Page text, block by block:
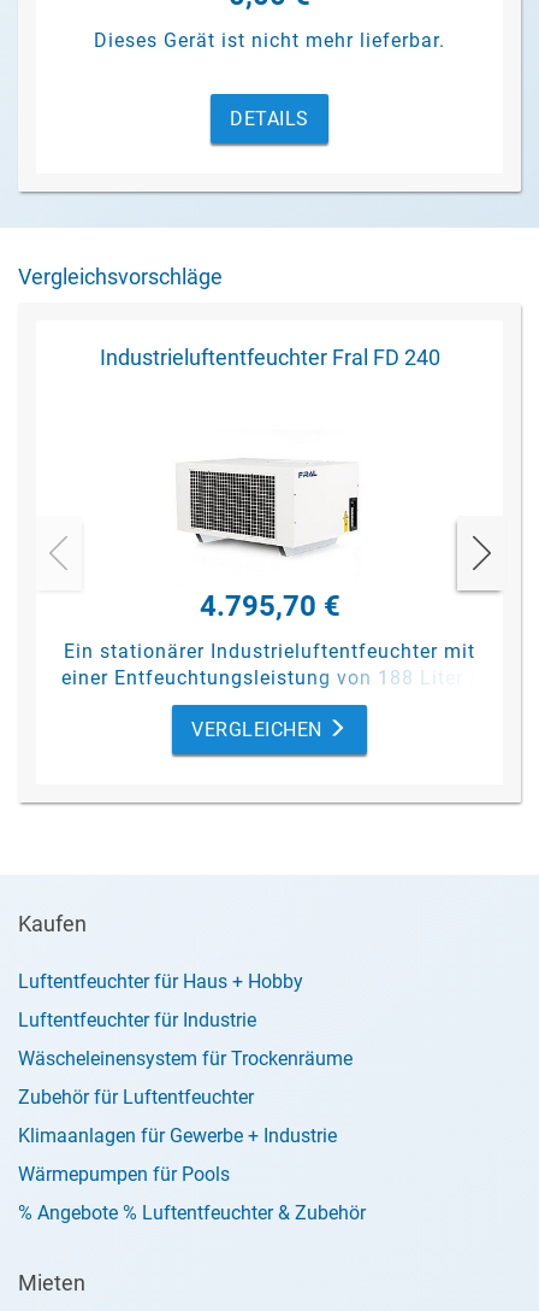
Dieses Gerät ist nicht mehr lieferbar.
DETAILS
Vergleichsvorschläge
Industrieluftentfeuchter Fral FD 240
4.795,70 €
Ein stationärer Industrieluftentfeuchter mit
einer Entfeuchtungsleistung von 188 Liter /
Tag (bei 30 °C / 80 % rF).
VERGLEICHEN
Kaufen
Luftentfeuchter für Haus + Hobby
Luftentfeuchter für Industrie
Wäscheleinensystem für Trockenräume
Zubehör für Luftentfeuchter
Klimaanlagen für Gewerbe + Industrie
Wärmepumpen für Pools
% Angebote % Luftentfeuchter & Zubehör
Mieten